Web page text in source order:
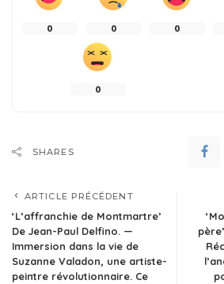
0 0 0
0
SHARES
ARTICLE PRÉCÉDENT
‘L’affranchie de Montmartre’
De Jean-Paul Delfino. —
Immersion dans la vie de
Suzanne Valadon, une artiste-
peintre révolutionnaire. Ce